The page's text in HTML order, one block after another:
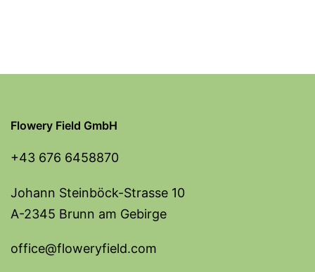
Flowery Field GmbH
+43 676 6458870
Johann Steinböck-Strasse 10
A-2345 Brunn am Gebirge
office@floweryfield.com